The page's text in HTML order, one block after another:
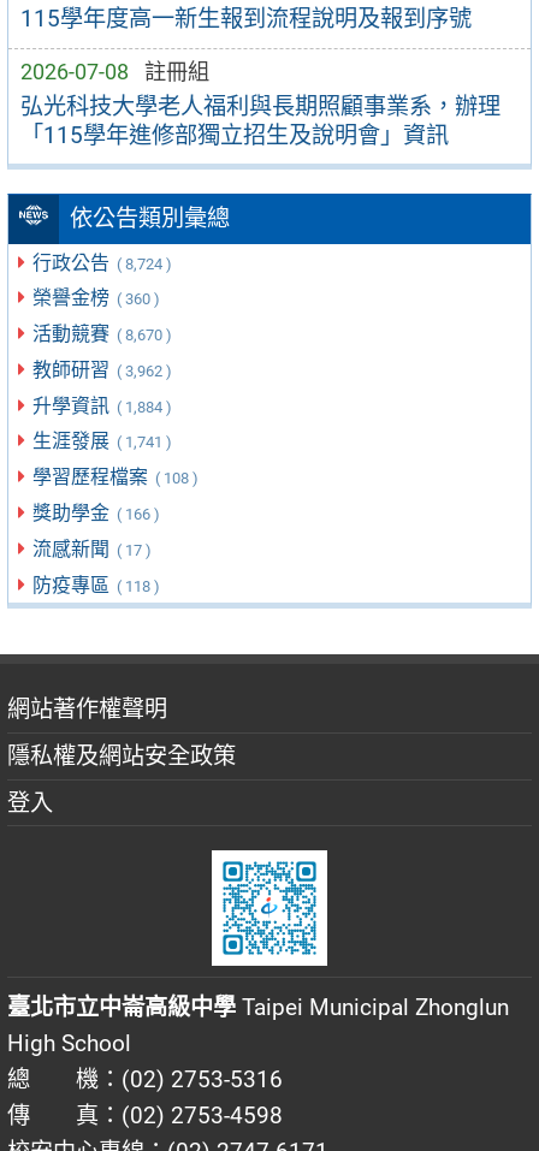
115學年度高一新生報到流程說明及報到序號
2026-07-08 註冊組
弘光科技大學老人福利與長期照顧事業系，辦理
「115學年進修部獨立招生及說明會」資訊
依公告類別彙總
行政公告 ( 8,724 )
榮譽金榜 ( 360 )
活動競賽 ( 8,670 )
教師研習 ( 3,962 )
升學資訊 ( 1,884 )
生涯發展 ( 1,741 )
學習歷程檔案 ( 108 )
獎助學金 ( 166 )
流感新聞 ( 17 )
防疫專區 ( 118 )
網站著作權聲明
隱私權及網站安全政策
登入
臺北市立中崙高級中學 Taipei Municipal Zhonglun
High School
總 機：(02) 2753-5316
傳 真：(02) 2753-4598